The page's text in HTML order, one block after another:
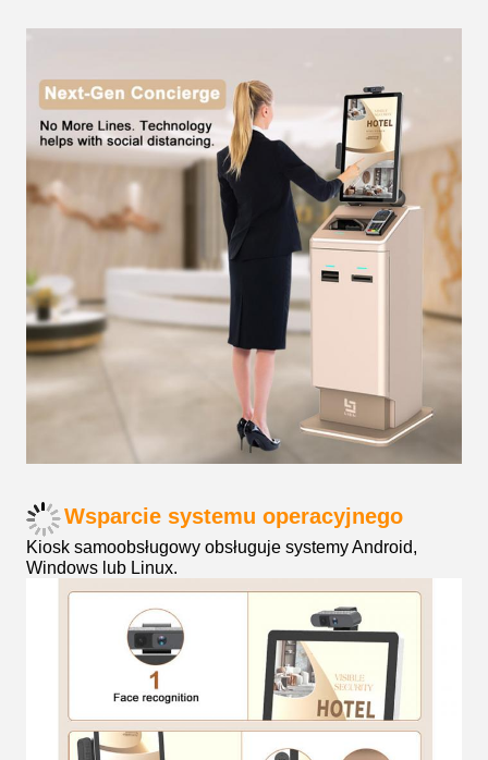
Wsparcie systemu operacyjnego
Kiosk samoobsługowy obsługuje systemy Android,
Windows lub Linux.